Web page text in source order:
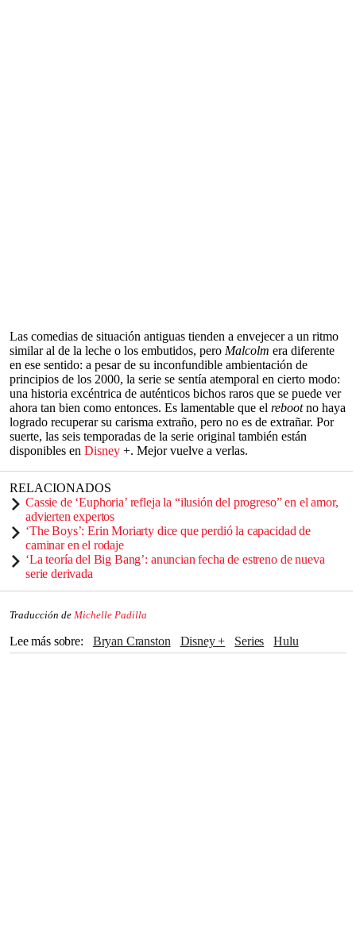
Las comedias de situación antiguas tienden a envejecer a un ritmo
similar al de la leche o los embutidos, pero Malcolm era diferente
en ese sentido: a pesar de su inconfundible ambientación de
principios de los 2000, la serie se sentía atemporal en cierto modo:
una historia excéntrica de auténticos bichos raros que se puede ver
ahora tan bien como entonces. Es lamentable que el rebootno haya
logrado recuperar su carisma extraño, pero no es de extrañar. Por
suerte, las seis temporadas de la serie original también están
disponibles en Disney +. Mejor vuelve a verlas.
RELACIONADOS
Cassie de ‘Euphoria’ refleja la “ilusión del progreso” en el amor,
advierten expertos
‘The Boys’: Erin Moriarty dice que perdió la capacidad de
caminar en el rodaje
‘La teoría del Big Bang’: anuncian fecha de estreno de nueva
serie derivada
Traducción de Michelle Padilla
Lee más sobre Bryan Cranston Disney + series
Hulu